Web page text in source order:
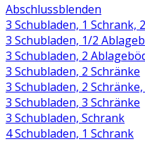
Abschlussblenden
3 Schubladen, 1 Schrank,
3 Schubladen, 1/2
3 Schubladen, 2
3 Schubladen, 2 Schränke
3 Schubladen, 2
3 Schubladen, 3 Schränke
3 Schubladen, Schrank
4 Schubladen, 1 Schrank